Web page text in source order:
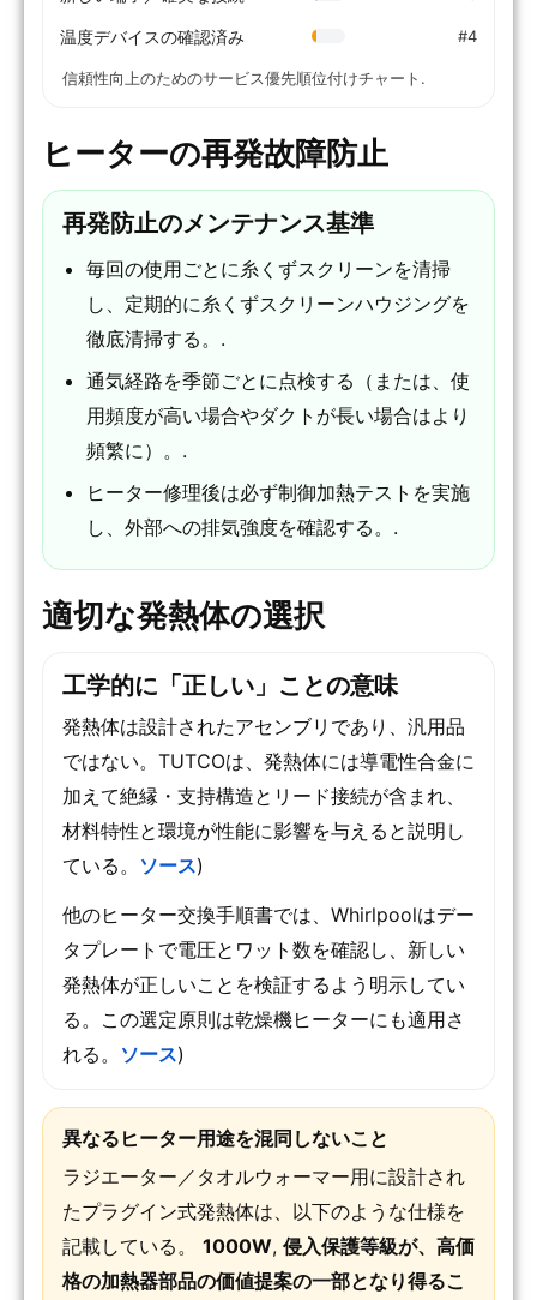
温度デバイスの確認済み #4
信頼性向上のためのサービス優先順位付けチャート.
ヒーターの再発故障防止
再発防止のメンテナンス基準
毎回の使用ごとに糸くずスクリーンを清掃
し、定期的に糸くずスクリーンハウジングを
徹底清掃する。.
通気経路を季節ごとに点検する（または、使
用頻度が高い場合やダクトが長い場合はより
頻繁に）。.
ヒーター修理後は必ず制御加熱テストを実施
し、外部への排気強度を確認する。.
適切な発熱体の選択
工学的に「正しい」ことの意味
発熱体は設計されたアセンブリであり、汎用品
ではない。TUTCOは、発熱体には導電性合金に
加えて絶縁・支持構造とリード接続が含まれ、
材料特性と環境が性能に影響を与えると説明し
ている。 ソース)
他のヒーター交換手順書では、Whirlpoolはデー
タプレートで電圧とワット数を確認し、新しい
発熱体が正しいことを検証するよう明示してい
る。この選定原則は乾燥機ヒーターにも適用さ
れる。 ソース)
異なるヒーター用途を混同しないこと
ラジエーター／タオルウォーマー用に設計され
たプラグイン式発熱体は、以下のような仕様を
記載している。 1000W, 侵入保護等級が、高価
格の加熱器部品の価値提案の一部となり得るこ